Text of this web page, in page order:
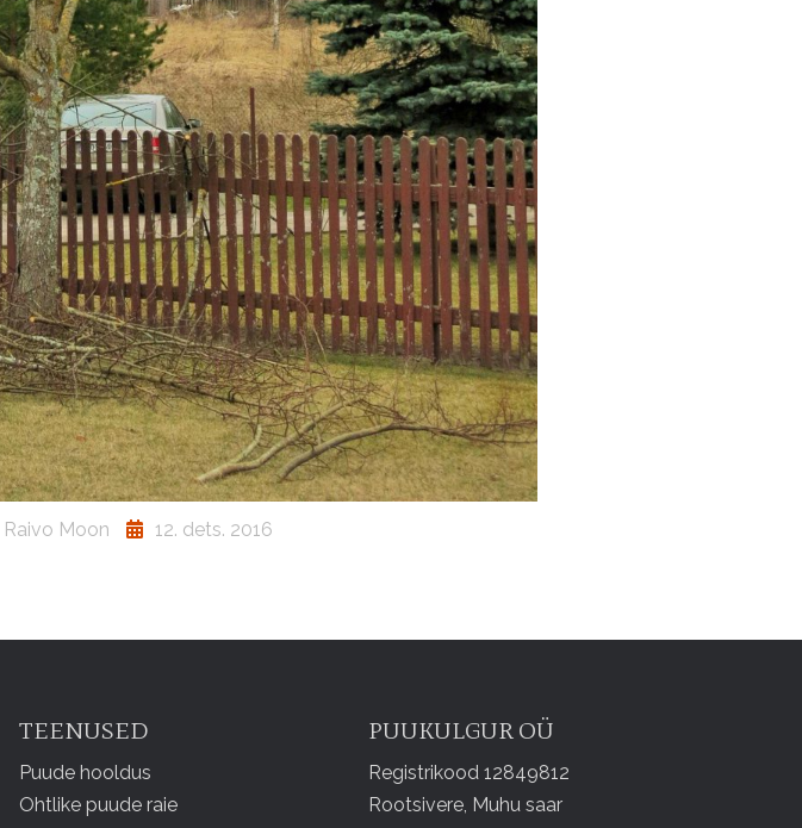
Raivo Moon 12. dets. 2016
TEENUSED
Puude hooldus
Ohtlike puude raie
PUUKULGUR OÜ
Registrikood 12849812
Rootsivere, Muhu saar